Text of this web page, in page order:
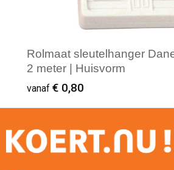
Rolmaat sleutelhanger
2 meter | Huisvorm
vanaf € 0,80
Minimale afname: 1